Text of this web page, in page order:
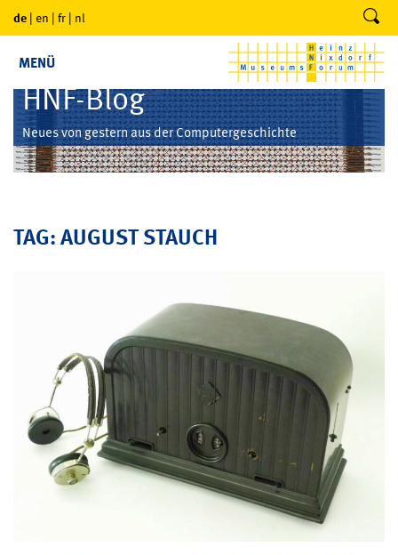
de | en | fr | nl
MENÜ
HNF-Blog
Neues von gestern aus der Computergeschichte
TAG: AUGUST STAUCH